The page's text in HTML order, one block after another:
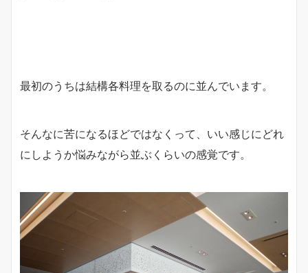
最初のうちは結構各料理を取るのに並んでいます。
そんなに苦になるほどではなくって、いい感じにどれ
にしようか悩みながら並ぶくらいの感覚です。